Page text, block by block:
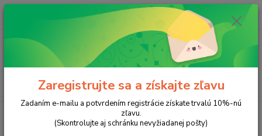
Hľadať
ks
za0 €
Žiarivá Pohoda
Zaregistrujte sa a získajte zľavu
Zadaním e-mailu a potvrdením registrácie získate trvalú 10%-nú
zľavu.
(Skontrolujte aj schránku nevyžiadanej pošty)